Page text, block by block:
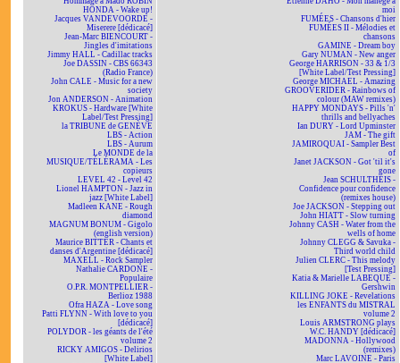
HONDA - Wake up!
Jacques VANDEVOORDE -
Miserere [dédicacé]
Jean-Marc BIENCOURT -
Jingles d'imitations
Jimmy HALL - Cadillac tracks
Joe DASSIN - CBS 66343
(Radio France)
John CALE - Music for a new
society
Jon ANDERSON - Animation
KROKUS - Hardware [White
Label/Test Pressing]
la TRIBUNE de GENÈVE
LBS - Action
LBS - Aurum
Le MONDE de la
MUSIQUE/TÉLÉRAMA - Les
copieurs
LEVEL 42 - Level 42
Lionel HAMPTON - Jazz in
jazz [White Label]
Madleen KANE - Rough
diamond
MAGNUM BONUM - Gigolo
(english version)
Maurice BITTER - Chants et
danses d'Argentine [dédicacé]
MAXELL - Rock Sampler
Nathalie CARDONE -
Populaire
O.P.R. MONTPELLIER -
Berlioz 1988
Ofra HAZA - Love song
Patti FLYNN - With love to you
[dédicacé]
POLYDOR - les géants de l'été
volume 2
RICKY AMIGOS - Delirios
[White Label]
moi
FUMÉES - Chansons d'hier
FUMÉES II - Mélodies et
chansons
GAMINE - Dream boy
Gary NUMAN - New anger
George HARRISON - 33 & 1/3
[White Label/Test Pressing]
George MICHAEL - Amazing
GROOVERIDER - Rainbows of
colour (MAW remixes)
HAPPY MONDAYS - Pills 'n'
thrills and bellyaches
Ian DURY - Lord Upminster
JAM - The gift
JAMIROQUAI - Sampler Best
of
Janet JACKSON - Got 'til it's
gone
Jean SCHULTHEIS -
Confidence pour confidence
(remixes house)
Joe JACKSON - Stepping out
John HIATT - Slow turning
Johnny CASH - Water from the
wells of home
Johnny CLEGG & Savuka -
Third world child
Julien CLERC - This melody
[Test Pressing]
Katia & Marielle LABEQUE -
Gershwin
KILLING JOKE - Revelations
les ENFANTS du MISTRAL
volume 2
Louis ARMSTRONG plays
W.C. HANDY [dédicacé]
MADONNA - Hollywood
(remixes)
Marc LAVOINE - Paris